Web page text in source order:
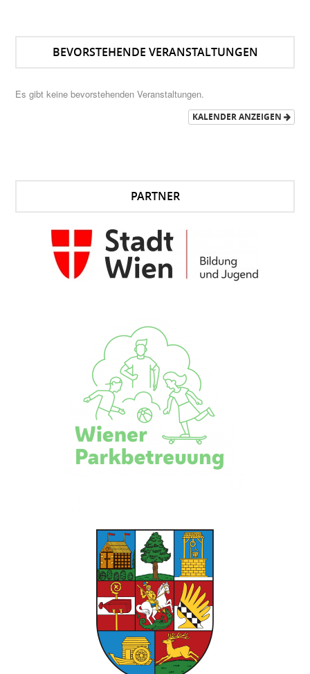
BEVORSTEHENDE VERANSTALTUNGEN
Es gibt keine bevorstehenden Veranstaltungen.
KALENDER ANZEIGEN
PARTNER